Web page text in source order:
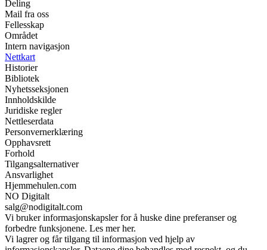
Deling
Mail fra oss
Fellesskap
Området
Intern navigasjon
Nettkart
Historier
Bibliotek
Nyhetsseksjonen
Innholdskilde
Juridiske regler
Nettleserdata
Personvernerklæring
Opphavsrett
Forhold
Tilgangsalternativer
Ansvarlighet
Hjemmehulen.com
NO Digitalt
salg@nodigitalt.com
Vi bruker informasjonskapsler for å huske dine preferanser og
forbedre funksjonene. Les mer her.
Vi lagrer og får tilgang til informasjon ved hjelp av